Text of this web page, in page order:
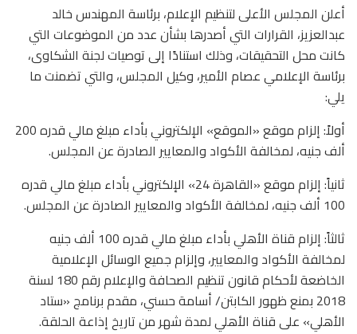
أعلن المجلس الأعلى لتنظيم الإعلام، برئاسة المهندس خالد
عبدالعزيز، القرارات التي أصدرها بشأن عدد من الموضوعات التي
كانت محل التحقيقات، وذلك استنادًا إلى توصيات لجنة الشكاوى،
برئاسة الإعلامي عصام الأمير، وكيل المجلس، والتي تضمنت ما
يلي:
أولاً: إلزام موقع «الموقع» الإلكتروني بأداء مبلغ مالي قدره 200
ألف جنيه، لمخالفة الأكواد والمعايير الصادرة عن المجلس.
ثانياً: إلزام موقع «القاهرة 24» الإلكتروني بأداء مبلغ مالي قدره
100 ألف جنيه، لمخالفة الأكواد والمعايير الصادرة عن المجلس.
ثالثاً: إلزام قناة الأهلي بأداء مبلغ مالي قدره 100 ألف جنيه
لمخالفة الأكواد والمعايير، وإلزام جميع الوسائل الإعلامية
الخاضعة لأحكام قانون تنظيم الصحافة والإعلام رقم 180 لسنة
2018 بمنع ظهور الكابتن/ أسامة حسني، مقدم برنامج «ستاد
الأهلي» على قناة الأهلي لمدة شهر من تاريخ إذاعة الحلقة.